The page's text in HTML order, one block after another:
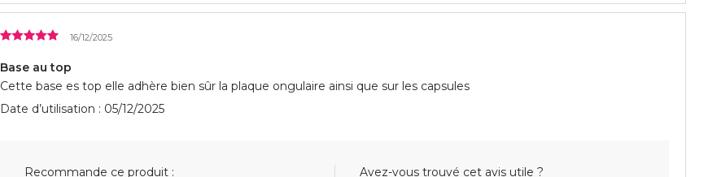
16/12/2025
Base au top
Cette base es top elle adhère bien sûr la plaque ongulaire ainsi que sur les capsules
Date d’utilisation : 05/12/2025
Recommande ce produit : Avez-vous trouvé cet avis utile ?